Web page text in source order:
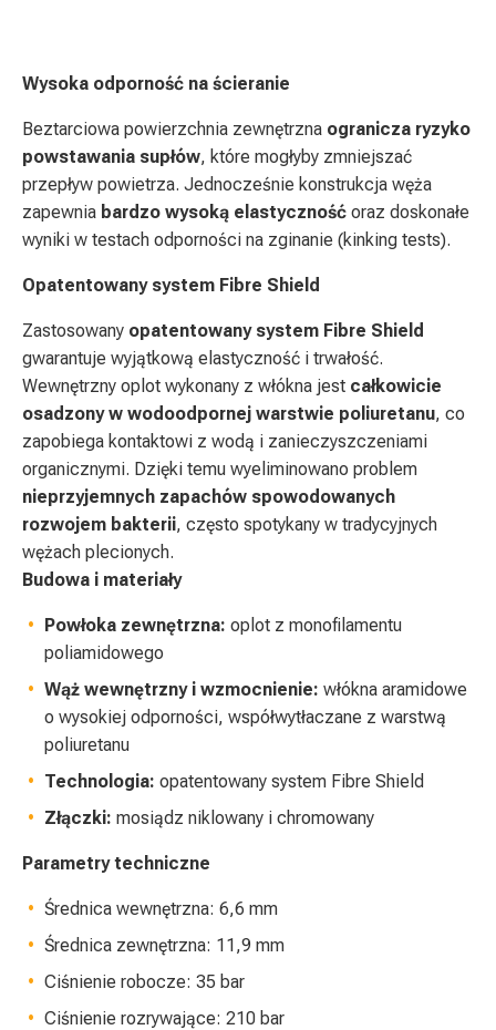
Wysoka odporność na ścieranie
Beztarciowa powierzchnia zewnętrzna ogranicza ryzyko
powstawania supłów, które mogłyby zmniejszać
przepływ powietrza. Jednocześnie konstrukcja węża
zapewnia bardzo wysoką elastyczność oraz doskonałe
wyniki w testach odporności na zginanie (kinking tests).
Opatentowany system Fibre Shield
Zastosowany opatentowany system Fibre Shield
gwarantuje wyjątkową elastyczność i trwałość.
Wewnętrzny oplot wykonany z włókna jest całkowicie
osadzony w wodoodpornej warstwie poliuretanu, co
zapobiega kontaktowi z wodą i zanieczyszczeniami
organicznymi. Dzięki temu wyeliminowano problem
nieprzyjemnych zapachów spowodowanych
rozwojem bakterii, często spotykany w tradycyjnych
wężach plecionych.
Budowa i materiały
Powłoka zewnętrzna: oplot z monofilamentu
poliamidowego
Wąż wewnętrzny i wzmocnienie: włókna aramidowe
o wysokiej odporności, współwytłaczane z warstwą
poliuretanu
Technologia: opatentowany system Fibre Shield
Złączki: mosiądz niklowany i chromowany
Parametry techniczne
Średnica wewnętrzna: 6,6 mm
Średnica zewnętrzna: 11,9 mm
Ciśnienie robocze: 35 bar
Ciśnienie rozrywające: 210 bar